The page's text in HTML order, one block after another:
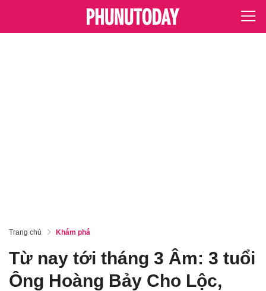
Trang chủ Khám phá
Từ nay tới tháng 3 Âm: 3 tuổi
Ông Hoàng Bảy Cho Lộc,